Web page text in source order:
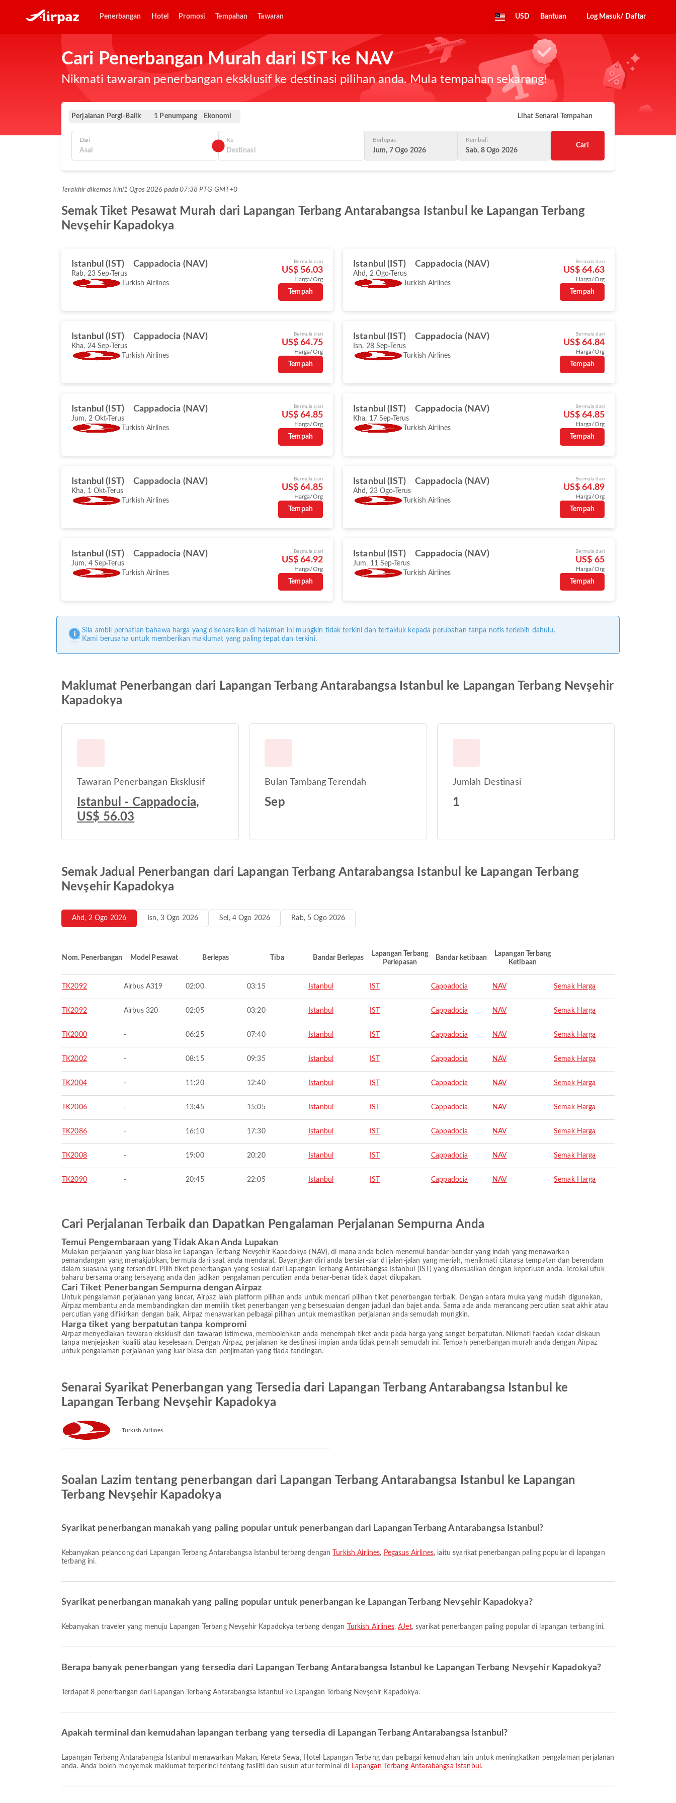
Penerbangan Hotel Promosi Tempahan Tawaran USD Bantuan Log Masuk/ Daftar
Cari Penerbangan Murah dari IST ke NAV
Nikmati tawaran penerbangan eksklusif ke destinasi pilihan anda. Mula tempahan sekarang!
Perjalanan Pergi-Balik 1 Penumpang Ekonomi Lihat Senarai Tempahan
Dari Ke Berlepas
Jum, 7 Ogo 2026
Kembali
Sab, 8 Ogo 2026
Cari
Terakhir dikemas kini1 Ogos 2026 pada 07:38 PTG GMT+0
Semak Tiket Pesawat Murah dari Lapangan Terbang Antarabangsa Istanbul ke Lapangan Terbang
Nevşehir Kapadokya
Istanbul (IST) Cappadocia (NAV)
Rab, 23 Sep Terus
Turkish Airlines
Bermula dari
US$ 56.03
Harga/Org
Tempah
Istanbul (IST) Cappadocia (NAV)
Ahd, 2 Ogo
Terus
Turkish Airlines
Bermula dari
US$ 64.63
Harga/Org
Tempah
Istanbul (IST) Cappadocia (NAV)
Kha, 24 Sep Terus
Turkish Airlines
Bermula dari
US$ 64.75
Harga/Org
Tempah
Istanbul (IST) Cappadocia (NAV)
Isn, 28 Sep Terus
Turkish Airlines
Bermula dari
US$ 64.84
Harga/Org
Tempah
Istanbul (IST) Cappadocia (NAV)
Jum, 2 Okt
Terus
Turkish Airlines
Bermula dari
US$ 64.85
Harga/Org
Tempah
Istanbul (IST) Cappadocia (NAV)
Kha, 17 Sep Terus
Turkish Airlines
Bermula dari
US$ 64.85
Harga/Org
Tempah
Istanbul (IST) Cappadocia (NAV)
Kha, 1 Okt
Terus
Turkish Airlines
Bermula dari
US$ 64.85
Harga/Org
Tempah
Istanbul (IST) Cappadocia (NAV)
Ahd, 23 Ogo Terus
Turkish Airlines
Bermula dari
US$ 64.89
Harga/Org
Tempah
Istanbul (IST) Cappadocia (NAV)
Jum, 4 Sep
Terus
Turkish Airlines
Bermula dari
US$ 64.92
Harga/Org
Tempah
Istanbul (IST) Cappadocia (NAV)
Jum, 11 Sep Terus
Turkish Airlines
Bermula dari
US$ 65
Harga/Org
Tempah
Sila ambil perhatian bahawa harga yang disenaraikan di halaman ini mungkin tidak terkini dan tertakluk kepada perubahan tanpa notis terlebih dahulu.
Kami berusaha untuk memberikan maklumat yang paling tepat dan terkini.
Maklumat Penerbangan dari Lapangan Terbang Antarabangsa Istanbul ke Lapangan Terbang Nevşehir
Kapadokya
Tawaran Penerbangan Eksklusif
Istanbul - Cappadocia,
US$ 56.03
Bulan Tambang Terendah
Sep
Jumlah Destinasi
1
Semak Jadual Penerbangan dari Lapangan Terbang Antarabangsa Istanbul ke Lapangan Terbang
Nevşehir Kapadokya
Ahd, 2 Ogo 2026 Isn, 3 Ogo 2026 Sel, 4 Ogo 2026 Rab, 5 Ogo 2026
Nom. Penerbangan Model Pesawat Berlepas Tiba Bandar Berlepas
Lapangan Terbang
Perlepasan
Bandar ketibaan
Lapangan Terbang
Ketibaan
TK2092 Airbus A319 02:00 03:15 Istanbul IST Cappadocia NAV Semak Harga
TK2092 Airbus 320 02:05 03:20 Istanbul IST Cappadocia NAV Semak Harga
TK2000 - 06:25 07:40 Istanbul IST Cappadocia NAV Semak Harga
TK2002 - 08:15 09:35 Istanbul IST Cappadocia NAV Semak Harga
TK2004 - 11:20 12:40 Istanbul IST Cappadocia NAV Semak Harga
TK2006 - 13:45 15:05 Istanbul IST Cappadocia NAV Semak Harga
TK2086 - 16:10 17:30 Istanbul IST Cappadocia NAV Semak Harga
TK2008 - 19:00 20:20 Istanbul IST Cappadocia NAV Semak Harga
TK2090 - 20:45 22:05 Istanbul IST Cappadocia NAV Semak Harga
Cari Perjalanan Terbaik dan Dapatkan Pengalaman Perjalanan Sempurna Anda
Temui Pengembaraan yang Tidak Akan Anda Lupakan
Mulakan perjalanan yang luar biasa ke Lapangan Terbang Nevşehir Kapadokya (NAV), di mana anda boleh menemui bandar-bandar yang indah yang menawarkan
pemandangan yang menakjubkan, bermula dari saat anda mendarat. Bayangkan diri anda bersiar-siar di jalan-jalan yang meriah, menikmati citarasa tempatan dan berendam
dalam suasana yang tersendiri. Pilih tiket penerbangan yang sesuai dari Lapangan Terbang Antarabangsa Istanbul (IST) yang disesuaikan dengan keperluan anda. Terokai ufuk
baharu bersama orang tersayang anda dan jadikan pengalaman percutian anda benar-benar tidak dapat dilupakan.
Cari Tiket Penerbangan Sempurna dengan Airpaz
Untuk pengalaman perjalanan yang lancar, Airpaz ialah platform pilihan anda untuk mencari pilihan tiket penerbangan terbaik. Dengan antara muka yang mudah digunakan,
Airpaz membantu anda membandingkan dan memilih tiket penerbangan yang bersesuaian dengan jadual dan bajet anda. Sama ada anda merancang percutian saat akhir atau
percutian yang difikirkan dengan baik, Airpaz menawarkan pelbagai pilihan untuk memastikan perjalanan anda semudah mungkin.
Harga tiket yang berpatutan tanpa kompromi
Airpaz menyediakan tawaran eksklusif dan tawaran istimewa, membolehkan anda menempah tiket anda pada harga yang sangat berpatutan. Nikmati faedah kadar diskaun
tanpa menjejaskan kualiti atau keselesaan. Dengan Airpaz, perjalanan ke destinasi impian anda tidak pernah semudah ini. Tempah penerbangan murah anda dengan Airpaz
untuk pengalaman perjalanan yang luar biasa dan penjimatan yang tiada tandingan.
Senarai Syarikat Penerbangan yang Tersedia dari Lapangan Terbang Antarabangsa Istanbul ke
Lapangan Terbang Nevşehir Kapadokya
Turkish Airlines
Soalan Lazim tentang penerbangan dari Lapangan Terbang Antarabangsa Istanbul ke Lapangan
Terbang Nevşehir Kapadokya
Syarikat penerbangan manakah yang paling popular untuk penerbangan dari Lapangan Terbang Antarabangsa Istanbul?
Kebanyakan pelancong dari Lapangan Terbang Antarabangsa Istanbul terbang dengan Turkish Airlines, Pegasus Airlines, iaitu syarikat penerbangan paling popular di lapangan
terbang ini.
Syarikat penerbangan manakah yang paling popular untuk penerbangan ke Lapangan Terbang Nevşehir Kapadokya?
Kebanyakan traveler yang menuju Lapangan Terbang Nevşehir Kapadokya terbang dengan Turkish Airlines,AJet, syarikat penerbangan paling popular di lapangan terbang ini.
Berapa banyak penerbangan yang tersedia dari Lapangan Terbang Antarabangsa Istanbul ke Lapangan Terbang Nevşehir Kapadokya?
Terdapat 8 penerbangan dari Lapangan Terbang Antarabangsa Istanbul ke Lapangan Terbang Nevşehir Kapadokya.
Apakah terminal dan kemudahan lapangan terbang yang tersedia di Lapangan Terbang Antarabangsa Istanbul?
Lapangan Terbang Antarabangsa Istanbul menawarkan Makan, Kereta Sewa, Hotel Lapangan Terbang dan pelbagai kemudahan lain untuk meningkatkan pengalaman perjalanan
anda. Anda boleh menyemak maklumat terperinci tentang fasiliti dan susun atur terminal di Lapangan Terbang Antarabangsa Istanbul .